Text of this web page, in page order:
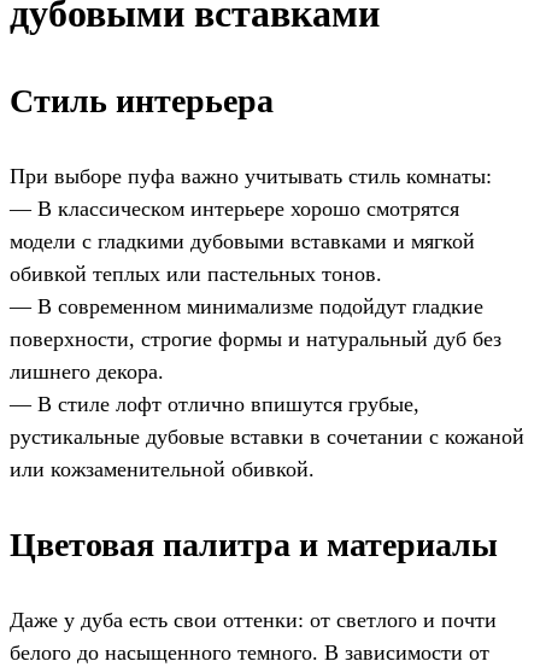
дубовыми вставками
Стиль интерьера
При выборе пуфа важно учитывать стиль комнаты:
— В классическом интерьере хорошо смотрятся
модели с гладкими дубовыми вставками и мягкой
обивкой теплых или пастельных тонов.
— В современном минимализме подойдут гладкие
поверхности, строгие формы и натуральный дуб без
лишнего декора.
— В стиле лофт отлично впишутся грубые,
рустикальные дубовые вставки в сочетании с кожаной
или кожзаменительной обивкой.
Цветовая палитра и материалы
Даже у дуба есть свои оттенки: от светлого и почти
белого до насыщенного темного. В зависимости от